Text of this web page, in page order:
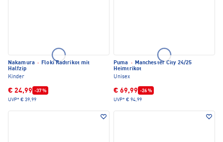
Nakamura · Floki Radtrikot mit
Halfzip
Kinder
€ 24,99 -37 %
UVP* € 39,99
Puma · Manchester City 24/25
Heimtrikot
Unisex
€ 69,99 -26 %
UVP* € 94,99